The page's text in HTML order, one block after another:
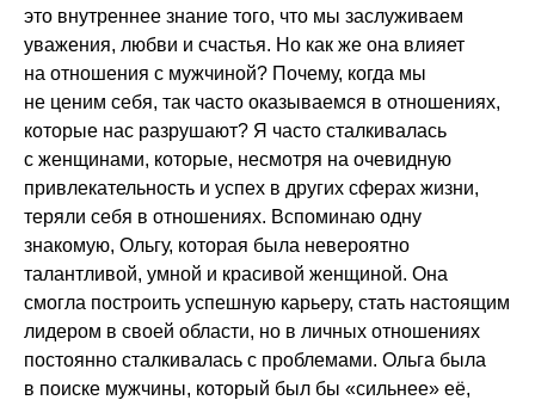
это внутреннее знание того, что мы заслуживаем
уважения, любви и счастья. Но как же она влияет
на отношения с мужчиной? Почему, когда мы
не ценим себя, так часто оказываемся в отношениях,
которые нас разрушают? Я часто сталкивалась
с женщинами, которые, несмотря на очевидную
привлекательность и успех в других сферах жизни,
теряли себя в отношениях. Вспоминаю одну
знакомую, Ольгу, которая была невероятно
талантливой, умной и красивой женщиной. Она
смогла построить успешную карьеру, стать настоящим
лидером в своей области, но в личных отношениях
постоянно сталкивалась с проблемами. Ольга была
в поиске мужчины, который был бы «сильнее» её,